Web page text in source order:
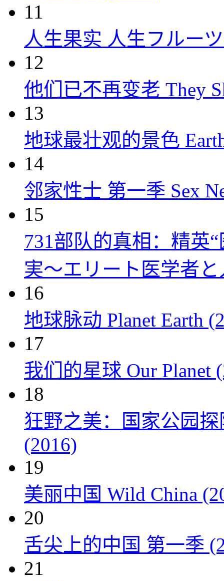
11
人生果实 人生フルー
12
他们已不再变老 They
13
地球最壮观的景色
14
邻家性士 第一季 Sex
15
731部队的真相：精英
実～エリート医学者
16
地球脉动 Planet Earth
17
我们的星球 Our Planet
18
狂野之美：国家公园探
(2016)
19
美丽中国 Wild China
20
舌尖上的中国 第一季
21